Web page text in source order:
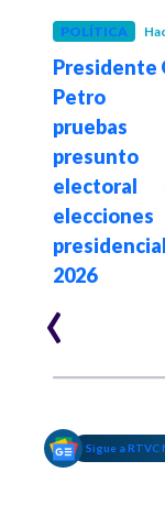
POLÍTICA
Presidente
Petro
presunto
electoral
elecciones
2026
‹
Sigue a